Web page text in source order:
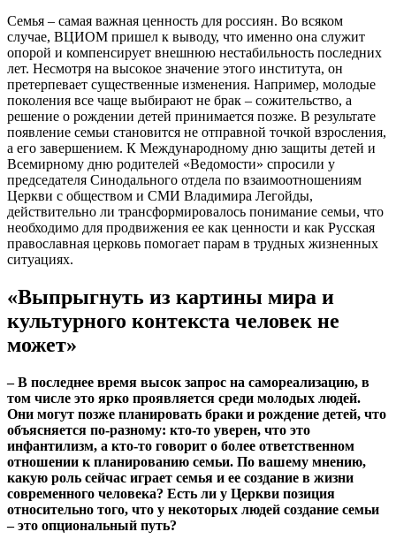
Семья – самая важная ценность для россиян. Во всяком
случае, ВЦИОМ пришел к выводу, что именно она служит
опорой и компенсирует внешнюю нестабильность последних
лет. Несмотря на высокое значение этого института, он
претерпевает существенные изменения. Например, молодые
поколения все чаще выбирают не брак – сожительство, а
решение о рождении детей принимается позже. В результате
появление семьи становится не отправной точкой взросления,
а его завершением. К Международному дню защиты детей и
Всемирному дню родителей «Ведомости» спросили у
председателя Синодального отдела по взаимоотношениям
Церкви с обществом и СМИ Владимира Легойды,
действительно ли трансформировалось понимание семьи, что
необходимо для продвижения ее как ценности и как Русская
православная церковь помогает парам в трудных жизненных
ситуациях.
«Выпрыгнуть из картины мира и
культурного контекста человек не
может»
– В последнее время высок запрос на самореализацию, в
том числе это ярко проявляется среди молодых людей.
Они могут позже планировать браки и рождение детей, что
объясняется по-разному: кто-то уверен, что это
инфантилизм, а кто-то говорит о более ответственном
отношении к планированию семьи. По вашему мнению,
какую роль сейчас играет семья и ее создание в жизни
современного человека? Есть ли у Церкви позиция
относительно того, что у некоторых людей создание семьи
– это опциональный путь?